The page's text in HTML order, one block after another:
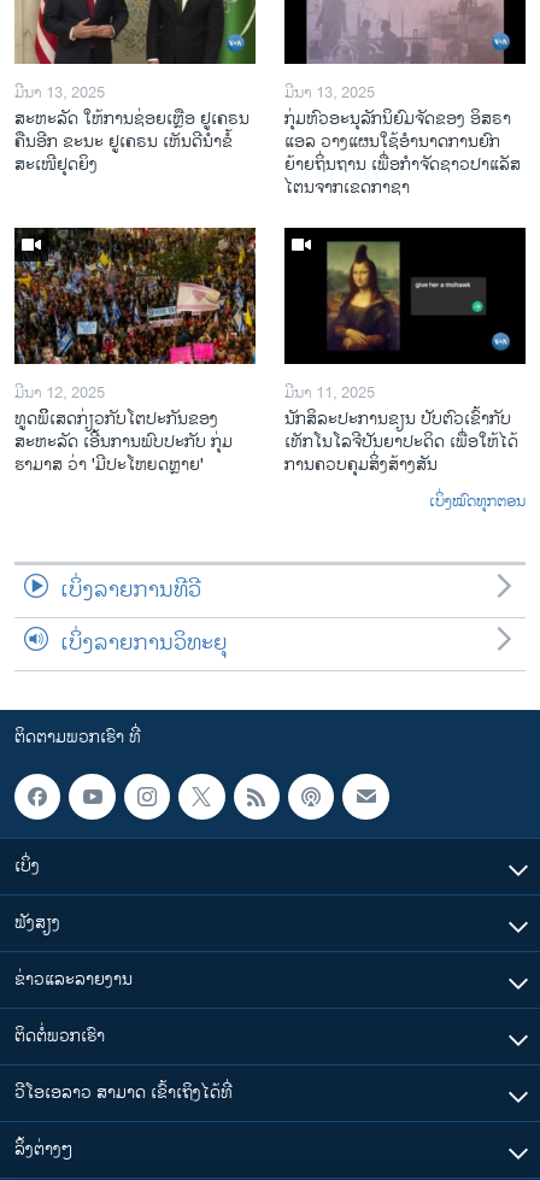
ມີນາ 13, 2025
ສະຫະລັດ ໃຫ້ການຊ່ອຍເຫຼືອ ຢູເຄຣນ
ຄືນອີກ ຂະນະ ຢູເຄຣນ ເຫັນດີນຳຂໍ້
ສະເໜີຢຸດຍິງ
ມີນາ 13, 2025
ກຸ່ມຫົວອະນຸລັກນິຍົມຈັດຂອງ ອິສຣາ
ແອລ ວາງແຜນໃຊ້ອຳນາດການຍົກ
ຍ້າຍຖິ່ນຖານ ເພື່ອກຳຈັດຊາວປາແລັສ
ໄຕນຈາກເຂດກາຊາ
ມີນາ 12, 2025
ທູດພິິເສດກ່ຽວກັບໂຕປະກັນຂອງ
ສະຫະລັດ ເອີ້ນການພົບປະກັບ ກຸ່ມ
ຮາມາສ ວ່າ 'ມີປະໂຫຍດຫຼາຍ'
ມີນາ 11, 2025
ນັກ​ສິ​ລະ​ປະ​ການ​ຂຽນ ປັບ​ຕົວ​ເຂົ້າ​ກັບ​
ເທັກ​ໂນ​ໂລ​ຈີ​ປັນ​ຍາ​ປະ​ດິດ ເພື່ອ​ໃຫ້​ໄດ້​
ກ​ານ​ຄວບ​ຄຸມ​ສິ່ງ​ສ້າງ​ສັນ
ເບິ່ງໝົດທຸກຕອນ
ເບິ່ງລາຍການທີວີ
ເບິ່ງລາຍການວິທະຍຸ
ຕິດຕາມພວກເຮົາ ທີ່
ເບິ່ງ
ຟັງສຽງ
ຂ່າວແລະລາຍງານ
ຕິດຕໍ່ພວກເຮົາ
ວີໂອເອລາວ ສາມາດ ເຂົ້າເຖິງໄດ້ທີ່
​ລິ້ງ​ຕ່າງໆ